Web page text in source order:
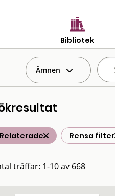
Bibliotek
Ämnen
Relaterade Rensa filter
träffar: 1-10 av 668